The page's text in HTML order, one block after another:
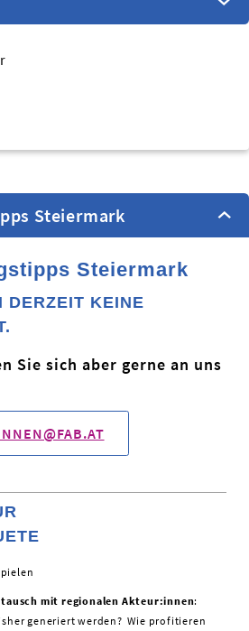
Steiermark
Steiermark
DERZEIT KEINE
Sie sich aber gerne an uns
mit regionalen Akteur:innen:
generiert werden? Wie profitieren